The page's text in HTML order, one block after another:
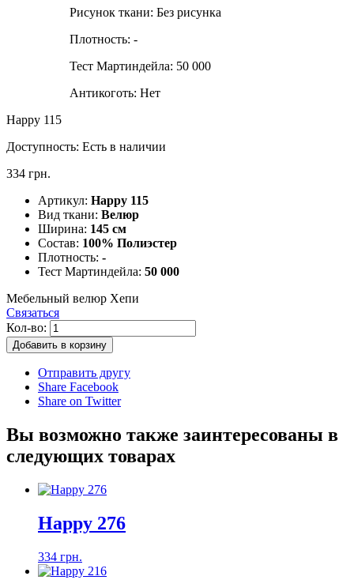
Рисунок ткани: Без рисунка
Плотность: -
Тест Мартиндейла: 50 000
Антикоготь: Нет
Happy 115
Доступность: Есть в наличии
334 грн.
Артикул: Happy 115
Вид ткани: Велюр
Ширина: 145 см
Состав: 100% Полиэстер
Плотность: -
Тест Мартиндейла: 50 000
Мебельный велюр Хепи
Связаться
Кол-во:
Добавить в корзину
Отправить другу
Share Facebook
Share on Twitter
Вы возможно также заинтересованы в
следующих товарах
Happy 276
334 грн.